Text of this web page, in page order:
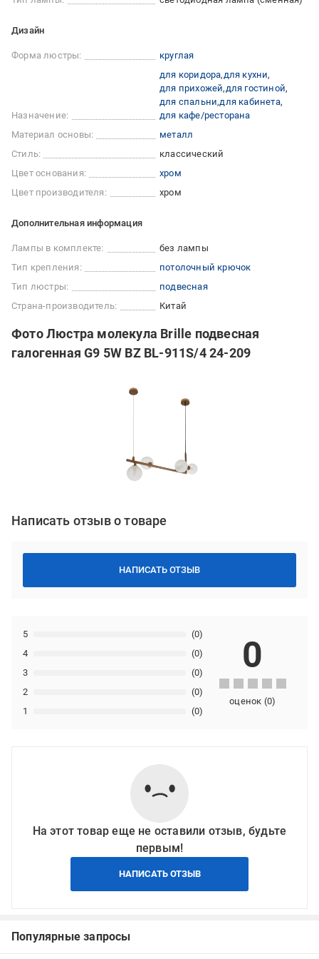
Дизайн
Форма люстры: круглая
Назначение:
для коридора для кухни
для прихожей для гостиной
для спальни для кабинета
для кафе/ресторана
Материал основы:
металл
Стиль:
классический
Цвет основания:
хром
Цвет производителя:
хром
Дополнительная информация
Лампы в комплекте:
без лампы
Тип крепления:
потолочный крючок
Тип люстры:
подвесная
Страна-производитель:
Китай
Фото Люстра молекула Brille подвесная
галогенная G9 5W BZ BL-911S/4 24-209
Написать отзыв о товаре
НАПИСАТЬ ОТЗЫВ
1 (0)
2 (0)
3 (0)
4 (0)
5 (0)
0
оценок (0)
На этот товар еще не оставили отзыв, будьте
первым!
НАПИСАТЬ ОТЗЫВ
Популярные запросы